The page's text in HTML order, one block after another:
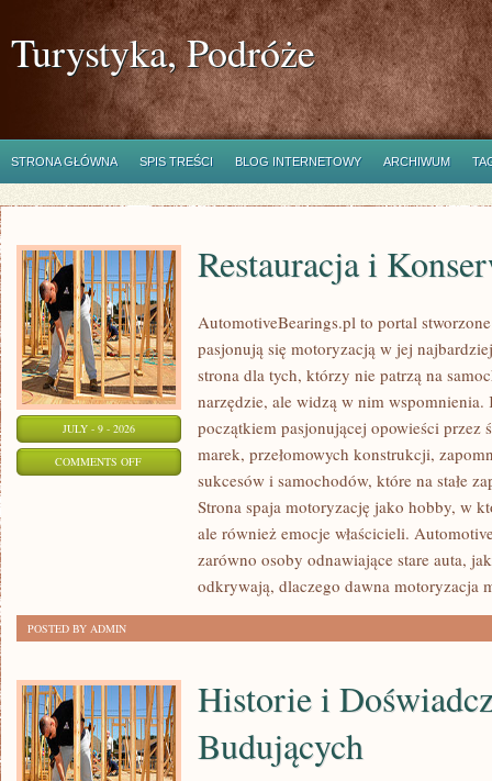
Turystyka, Podróże
STRONA GŁÓWNA SPIS TREŚCI BLOG INTERNETOWY ARCHIWUM
JULY - 9 - 2026
COMMENTS OFFON
RESTAURACJA
KONSERWACJA
Restauracja i
AutomotiveBearings.pl to portal
pasjonują się motoryzacją w jej
strona dla tych, którzy nie patrzą na
narzędzie, ale widzą w nim
początkiem pasjonującej opowieści przez
marek, przełomowych konstrukcji,
sukcesów i samochodów, które na stałe
Strona spaja motoryzację jako hobby, w
ale również emocje właścicieli.
zarówno osoby odnawiające stare auta,
odkrywają, dlaczego dawna motoryzacja
POSTED BY ADMIN
Historie i
Budujących